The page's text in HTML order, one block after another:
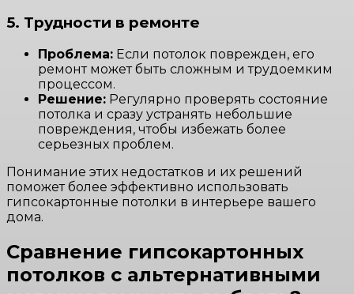
5. Трудности в ремонте
Проблема: Если потолок поврежден, его
ремонт может быть сложным и трудоемким
процессом.
Решение: Регулярно проверять состояние
потолка и сразу устранять небольшие
повреждения, чтобы избежать более
серьезных проблем.
Понимание этих недостатков и их решений
поможет более эффективно использовать
гипсокартонные потолки в интерьере вашего
дома.
Сравнение гипсокартонных
потолков с альтернативными